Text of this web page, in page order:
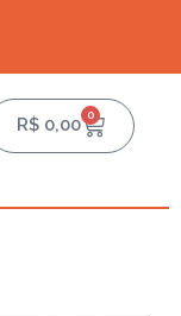
R$ 0,00 0